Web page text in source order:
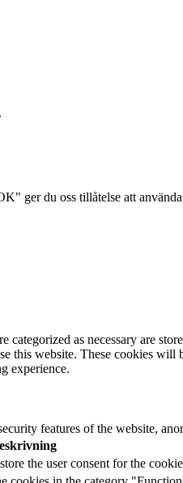
ger du oss tillåtelse att
as necessary are
this website. These cookies
experience.
features of the website,
the user consent for the